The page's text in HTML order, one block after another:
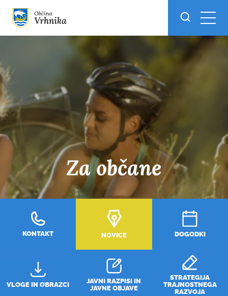
Skoči do osrednje vsebine
Za občane
KONTAKT NOVICE DOGODKI
VLOGE IN OBRAZCI
JAVNI RAZPISI IN
JAVNE OBJAVE
STRATEGIJA
TRAJNOSTNEGA
RAZVOJA